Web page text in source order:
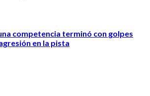
competencia terminó con golpes
en la pista